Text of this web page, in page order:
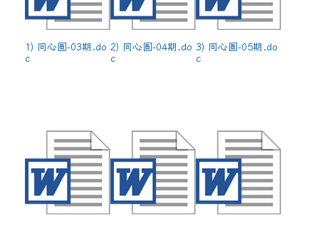
1) 同心圓-03期.do
c
2) 同心圓-04期.do
c
3) 同心圓-05期.do
c